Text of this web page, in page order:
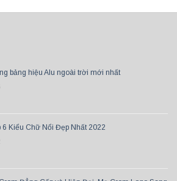
bảng hiệu Alu ngoài trời mới nhất
6 Kiểu Chữ Nổi Đẹp Nhất 2022